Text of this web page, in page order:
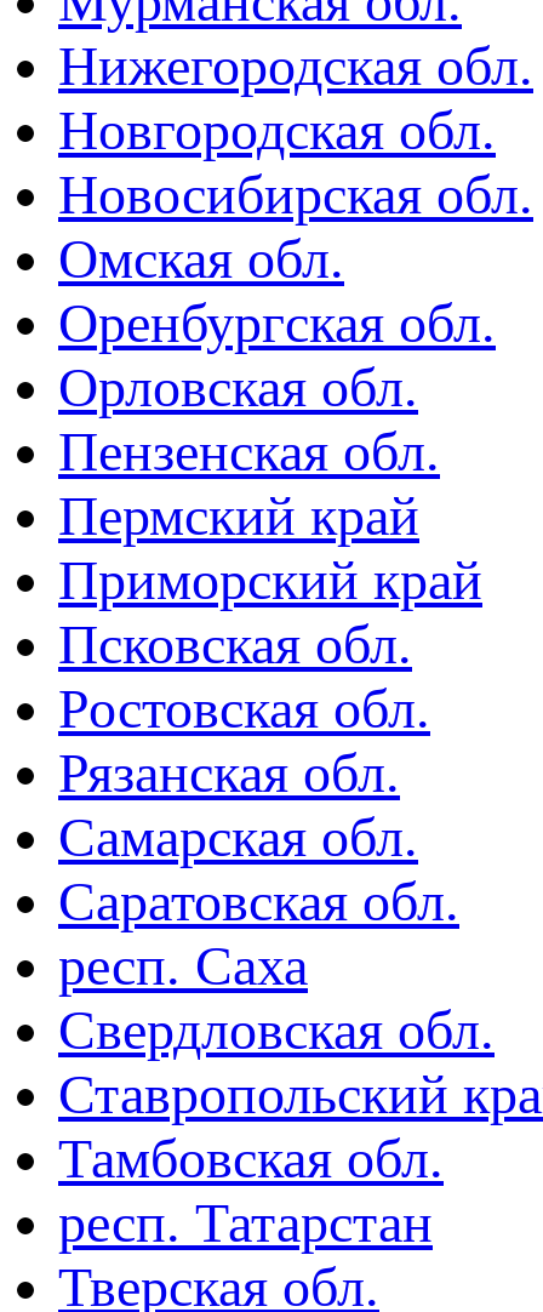
Нижегородская обл.
Новгородская обл.
Новосибирская обл.
Омская обл.
Оренбургская обл.
Орловская обл.
Пензенская обл.
Пермский край
Приморский край
Псковская обл.
Ростовская обл.
Рязанская обл.
Самарская обл.
Саратовская обл.
респ. Саха
Свердловская обл.
Ставропольский
Тамбовская обл.
респ. Татарстан
Тверская обл.